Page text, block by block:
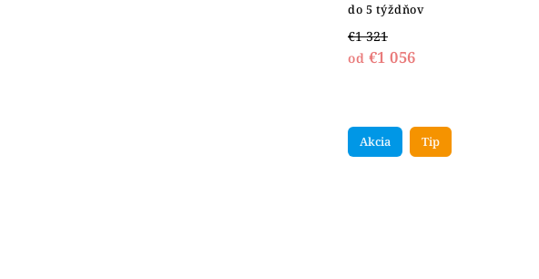
do 5 týždňov
€1 321
od €1 056
Akcia Tip